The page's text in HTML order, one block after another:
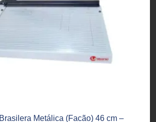
Metálica (Facão) 46 cm –